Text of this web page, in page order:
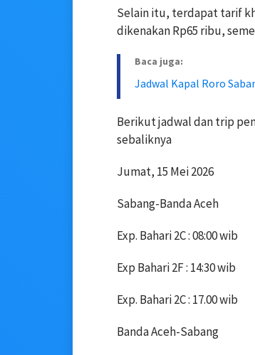
Selain itu, terdapat tarif
dikenakan Rp65 ribu,
Baca juga:
Jadwal Kapal Roro
Berikut jadwal dan trip
sebaliknya
Jumat, 15 Mei 2026
Sabang-Banda Aceh
Exp. Bahari 2C : 08:00 wib
Exp Bahari 2F : 14:30 wib
Exp. Bahari 2C : 17.00 wib
Banda Aceh-Sabang